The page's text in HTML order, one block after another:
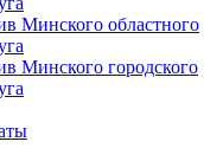
Минского областного
Минского городского